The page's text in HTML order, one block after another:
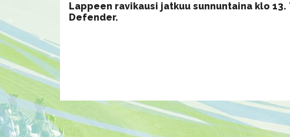
Lappeen ravikausi jatkuu sunnuntaina klo
Defender.